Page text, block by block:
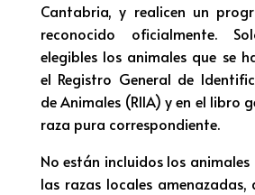
Cantabria, y realicen un
reconocido oficialmente.
elegibles los animales que se
el Registro General de
de Animales (RIIA) y en el libro
raza pura correspondiente.
No están incluidos los animales
las razas locales amenazadas,